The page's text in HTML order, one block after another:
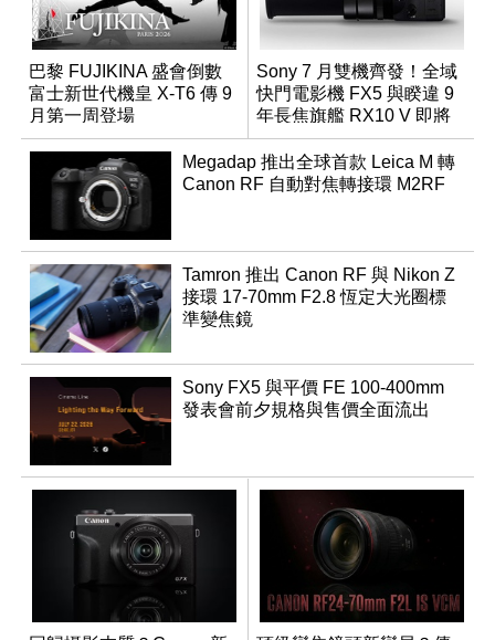
巴黎 FUJIKINA 盛會倒數
富士新世代機皇 X-T6 傳 9
月第一周登場
Sony 7 月雙機齊發！全域
快門電影機 FX5 與睽違 9
年長焦旗艦 RX10 V 即將
登場
Megadap 推出全球首款 Leica M 轉
Canon RF 自動對焦轉接環 M2RF
Tamron 推出 Canon RF 與 Nikon Z
接環 17-70mm F2.8 恆定大光圈標
準變焦鏡
Sony FX5 與平價 FE 100-400mm
發表會前夕規格與售價全面流出